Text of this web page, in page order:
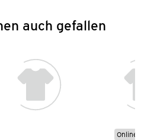
auch gefallen
Online